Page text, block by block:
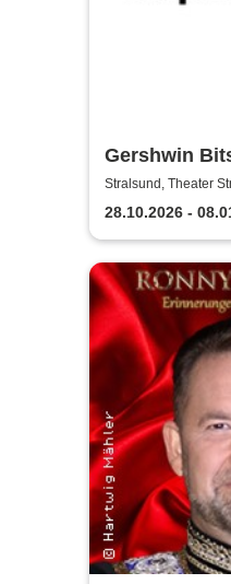
Gershwin
Theater
Stralsund, Theater
28.10.2026 -